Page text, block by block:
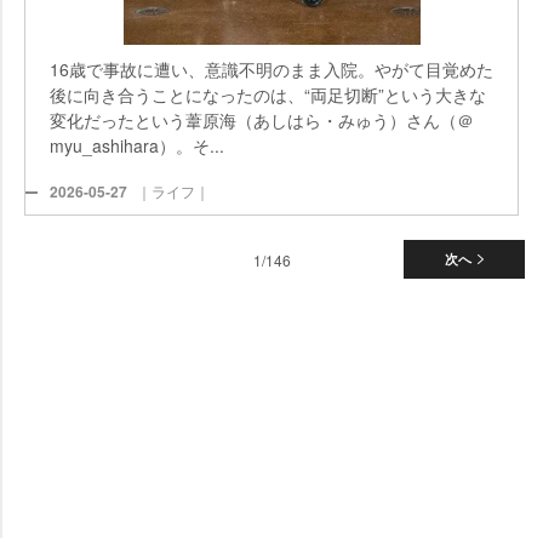
16歳で事故に遭い、意識不明のまま入院。やがて目覚めた
後に向き合うことになったのは、“両足切断”という大きな
変化だったという葦原海（あしはら・みゅう）さん（＠
myu_ashihara）。そ...
2026-05-27 ｜ライフ｜
次へ
1/146